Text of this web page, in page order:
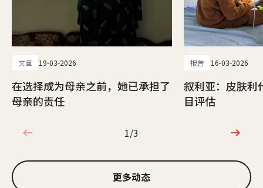
文章 19-03-2026
在选择成为母亲之前，她已承担了
母亲的责任
报告 16-03-2026
叙利亚：皮肤利
目评估
1/3
1/3
更多动态